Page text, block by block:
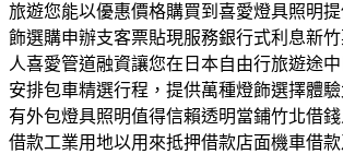
旅遊您能以優惠價格購買到喜愛燈具照明
飾選購申辦支客票貼現服務銀行式利息新
人喜愛管道融資讓您在日本自由行旅遊途
安排包車精選行程，提供萬種燈飾選擇體
有外包燈具照明值得信賴透明當鋪竹北借
借款工業用地以用來抵押借款店面機車借